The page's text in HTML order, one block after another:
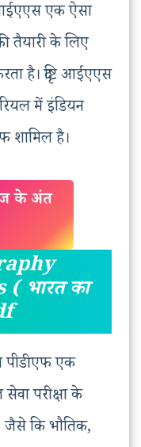
एक ऐसा
तैयारी के लिए
है। दृष्टि आईएएस
में इंडियन
शामिल है।
के अंत
भारत का
पीडीएफ एक
परीक्षा के
जैसे कि भौतिक,